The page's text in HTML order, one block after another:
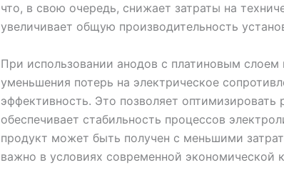
что, в свою очередь, снижает затраты на
увеличивает общую производительность
При использовании анодов с платиновым слоем
уменьшения потерь на электрическое
эффективность. Это позволяет
обеспечивает стабильность процессов
продукт может быть получен с меньшими
важно в условиях современной экономической